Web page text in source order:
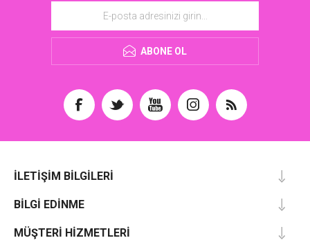
ABONE OL
İLETIŞIM BILGILERI
BILGI EDINME
MÜŞTERI HIZMETLERI